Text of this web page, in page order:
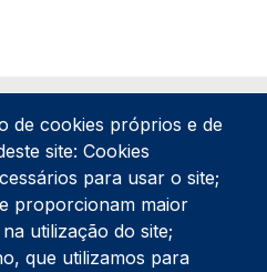
100
de cookies próprios e de
site: Cookies
para usar o site;
proporcionam maior
utilização do site;
que utilizamos para